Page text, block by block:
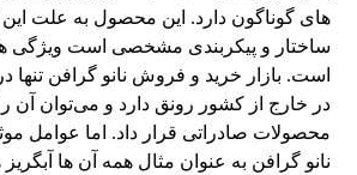
های گوناگون دارد. این محصول به علت
ساختار و پیکربندی مشخصی است ویژگی
است. بازار خرید و فروش نانو گرافن تنها
در خارج از کشور رونق دارد و می‌توان آن
محصولات صادراتی قرار داد. اما عوامل
نانو گرافن به عنوان مثال همه آن ها